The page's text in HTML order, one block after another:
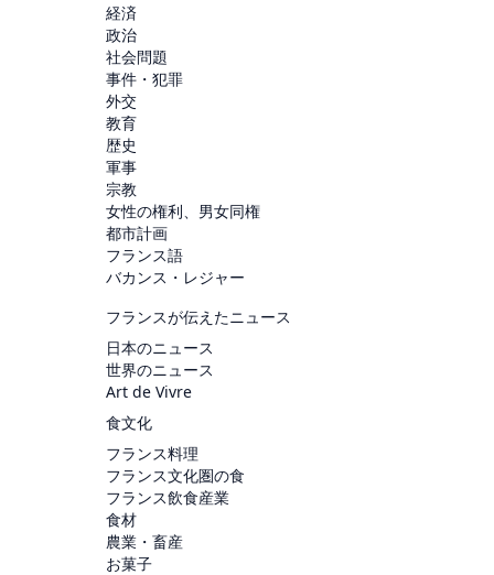
経済
政治
社会問題
事件・犯罪
外交
教育
歴史
軍事
宗教
女性の権利、男女同権
都市計画
フランス語
バカンス・レジャー
フランスが伝えたニュース
日本のニュース
世界のニュース
Art de Vivre
食文化
フランス料理
フランス文化圏の食
フランス飲食産業
食材
農業・畜産
お菓子